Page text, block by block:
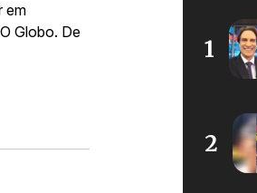
em
Globo. De
1
2